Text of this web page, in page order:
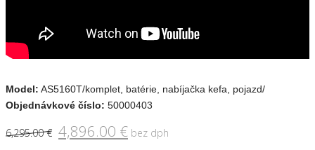
Model: AS5160T/komplet, batérie, nabíjačka kefa, pojazd/
Objednávkové číslo: 50000403
6,295.00€ 4,896.00 € bez dph